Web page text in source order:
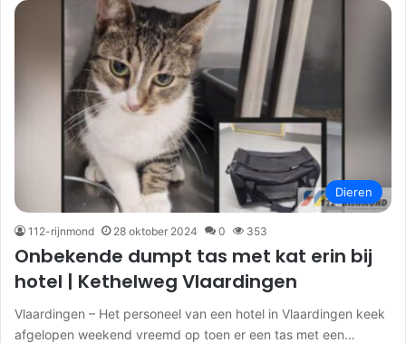
Dieren
112-rijnmond 28 oktober 2024 0 353
Onbekende dumpt tas met kat erin bij
hotel | Kethelweg Vlaardingen
Vlaardingen – Het personeel van een hotel in Vlaardingen keek
afgelopen weekend vreemd op toen er een tas met een…